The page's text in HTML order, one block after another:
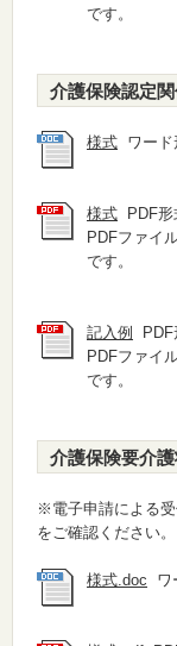
です。
介護保険認定
様式 ワード
様式 PDF形
PDFファイ
です。
記入例
PDF
PDFファイ
です。
介護保険要介
※電子申請による
をご確認ください。
様式.doc ワ